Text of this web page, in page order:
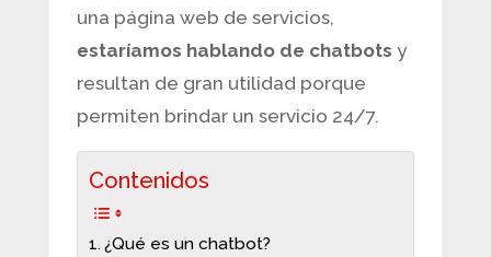
una página web de servicios,
estaríamos hablando de chatbots y
resultan de gran utilidad porque
permiten brindar un servicio 24/7.
Contenidos
¿Qué es un chatbot?